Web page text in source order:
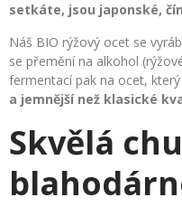
setkáte, jsou japonské,
Náš BIO rýžový ocet se
se přemění na alkohol
fermentací pak na ocet,
a jemnější než klasické
Skvělá